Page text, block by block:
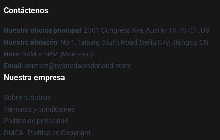
Contáctenos
Nuestra oficina principal : 2501 Congress Ave, Austin, TX 78701, US
Nuestro almacén: No 1, Taiping South Road, Beiliu City, Jiangsu, CN
Hora: 9AM – 5PM (Mon – Fri)
Email : contact@twistedwonderland.store
Nuestra empresa
Sobre nosotros
Términos y condiciones
Política de privacidad
DMCA - Política de Copyright